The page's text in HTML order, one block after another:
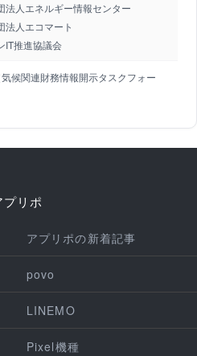
法人エネルギー情報センター
法人エコマート
IT推進協議会
候関連財務情報開示タスクフォー
プリポ
アプリポの新着記事
povo
LINEMO
Pixel機種